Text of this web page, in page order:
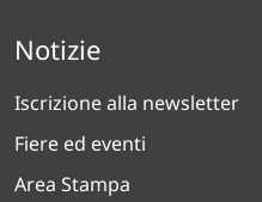
Notizie
Iscrizione alla newsletter
Fiere ed eventi
Area Stampa